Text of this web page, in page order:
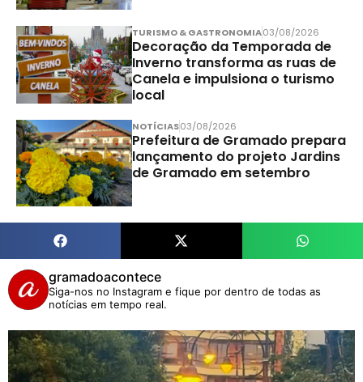
TURISMO & GASTRONOMIA03/08/2026
Decoração da Temporada de
Inverno transforma as ruas de
Canela e impulsiona o turismo
local
NOTÍCIAS03/08/2026
Prefeitura de Gramado prepara
lançamento do projeto Jardins
de Gramado em setembro
gramadoacontece
Siga-nos no Instagram e fique por dentro de todas as
notícias em tempo real.